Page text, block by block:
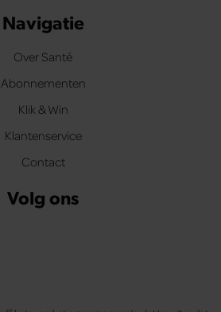
Navigatie
Over Santé
Abonnementen
Klik & Win
Klantenservice
Contact
Volg ons